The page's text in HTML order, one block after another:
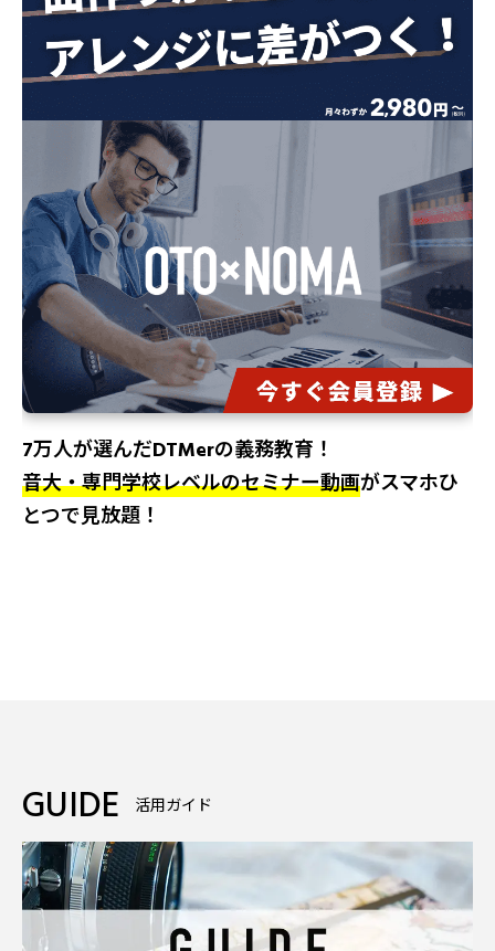
7万人が選んだDTMerの義務教育！
音大・専門学校レベルのセミナー動画がスマホひ
とつで見放題！
GUIDE 活用ガイド